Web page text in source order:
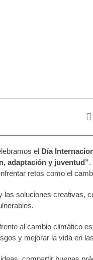
el Día
adaptación y juventud”.
retos como el
las soluciones creativas,
al cambio climático
y mejorar la vida en